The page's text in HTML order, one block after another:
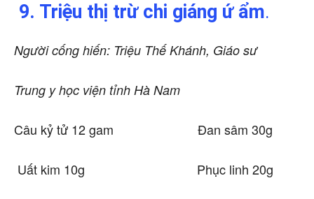
9. Triệu thị trừ chi giáng ứ ẩm.
Người cống hiến: Triệu Thế Khánh, Giáo sư
Trung y học viện tỉnh Hà Nam
Câu kỷ tử 12 gam Đan sâm 30g
Uất kim 10g Phục linh 20g